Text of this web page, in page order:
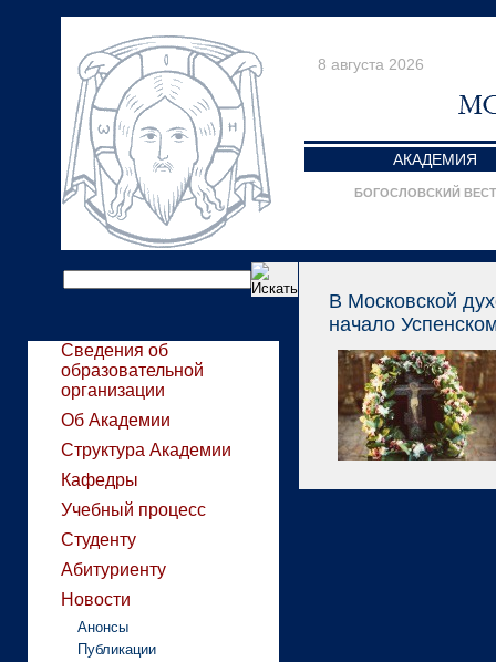
8 августа 2026
АКАДЕМИЯ
БОГОСЛОВСКИЙ
Сведения об
образовательной
организации
Об Академии
Структура Академии
Кафедры
Учебный процесс
Студенту
Абитуриенту
Новости
Анонсы
Публикации
В Московской
начало